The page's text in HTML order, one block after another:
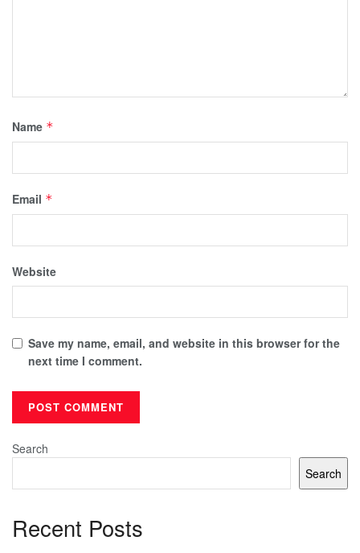
Name *
Email *
Website
Save my name, email, and website in this browser for the
next time I comment.
Search
Search
Recent Posts